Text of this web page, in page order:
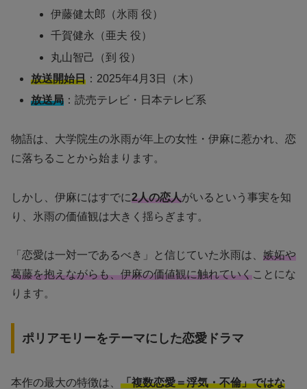
伊藤健太郎（氷雨 役）
千賀健永（亜夫 役）
丸山智己（到 役）
放送開始日 ：2025年4月3日（木）
放送局 ：読売テレビ・日本テレビ系
物語は、大学院生の氷雨が年上の女性・伊麻に惹かれ、恋
に落ちることから始まります。
しかし、伊麻にはすでに2人の恋人がいるという事実を知
り、氷雨の価値観は大きく揺らぎます。
「恋愛は一対一であるべき」と信じていた氷雨は、 嫉妬や
葛藤を抱えながらも、伊麻の価値観に触れていくことにな
ります。
ポリアモリーをテーマにした恋愛ドラマ
本作の最大の特徴は、 「複数恋愛＝浮気・不倫」ではな